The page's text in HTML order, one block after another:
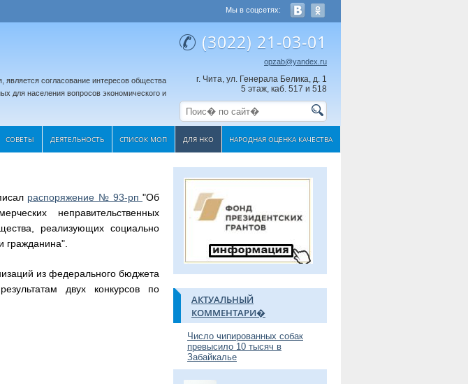
Мы в соцсетях:
является согласование интересов общества
для населения вопросов экономического и
(3022) 21-03-01
opzab@yandex.ru
г. Чита, ул. Генерала Белика, д. 1
5 этаж, каб. 517 и 518
CОВЕТЫ ДЕЯТЕЛЬНОСТЬ СПИСОК МОП ДЛЯ НКО НАРОДНАЯ ОЦЕНКА КАЧЕСТВА
распоряжение № 93-рп"Об
неправительственных
реализующих социально
гражданина".
из федерального бюджета
двух конкурсов по
АКТУАЛЬНЫЙ
КОММЕНТАРИ�
Число чипированных собак
превысило 10 тысяч в
Забайкалье